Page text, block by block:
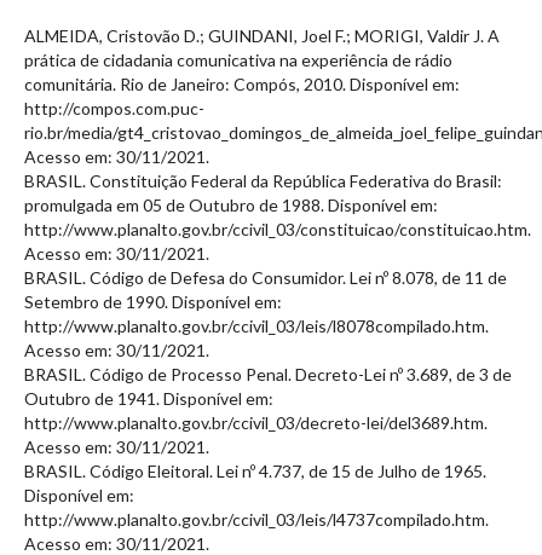
ALMEIDA, Cristovão D.; GUINDANI, Joel F.; MORIGI, Valdir J. A
prática de cidadania comunicativa na experiência de rádio
comunitária. Rio de Janeiro: Compós, 2010. Disponível em:
http://compos.com.puc-
rio.br/media/
Acesso em: 30/11/2021.
BRASIL. Constituição Federal da República Federativa do Brasil:
promulgada em 05 de Outubro de 1988. Disponível em:
http://www.planalto.gov.br/ccivil_03/constituicao/constituicao.htm.
Acesso em: 30/11/2021.
BRASIL. Código de Defesa do Consumidor. Lei nº 8.078, de 11 de
Setembro de 1990. Disponível em:
http://www.planalto.gov.br/ccivil_03/leis/l8078compilado.htm.
Acesso em: 30/11/2021.
BRASIL. Código de Processo Penal. Decreto-Lei nº 3.689, de 3 de
Outubro de 1941. Disponível em:
http://www.planalto.gov.br/ccivil_03/decreto-lei/del3689.htm.
Acesso em: 30/11/2021.
BRASIL. Código Eleitoral. Lei nº 4.737, de 15 de Julho de 1965.
Disponível em:
http://www.planalto.gov.br/ccivil_03/leis/l4737compilado.htm.
Acesso em: 30/11/2021.